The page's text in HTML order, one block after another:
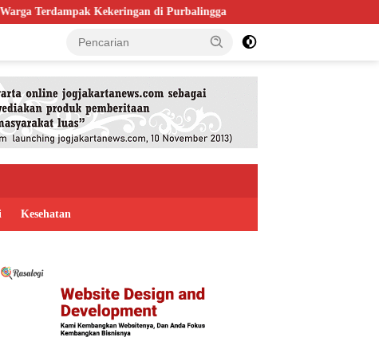
di Purbalingga Bapas Yogyakarta Gandeng Satpol PP Kulon
Kesehatan